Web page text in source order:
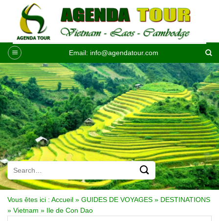
contenu
Email: info@agendatour.com
Vous êtes ici : Accueil » GUIDES DE VOYAGES » DESTINATIONS
» Vietnam » Ile de Con Dao